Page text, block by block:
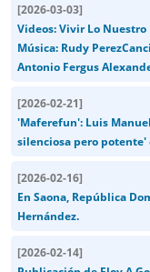
[2026-03-03]
Videos: Vivir Lo
Música: Rudy
Antonio Fergus
[2026-02-21]
'Maferefun': Luis
silenciosa pero potente'
[2026-02-16]
En Saona, República
Hernández.
[2026-02-14]